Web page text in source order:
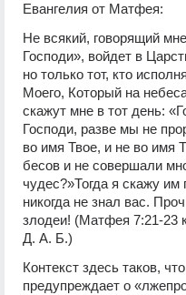
Евангелия от Матфея:
Не всякий, говорящий
Господи», войдет в
но только тот, кто
Моего, Который на
скажут мне в тот день:
Господи, разве мы не
во имя Твое, и не во имя
бесов и не совершали
чудес?»Тогда я скажу
никогда не знал вас.
злодеи! (Матфея 7:21-23
Д. А. Б.)
Контекст здесь таков,
предупреждает о